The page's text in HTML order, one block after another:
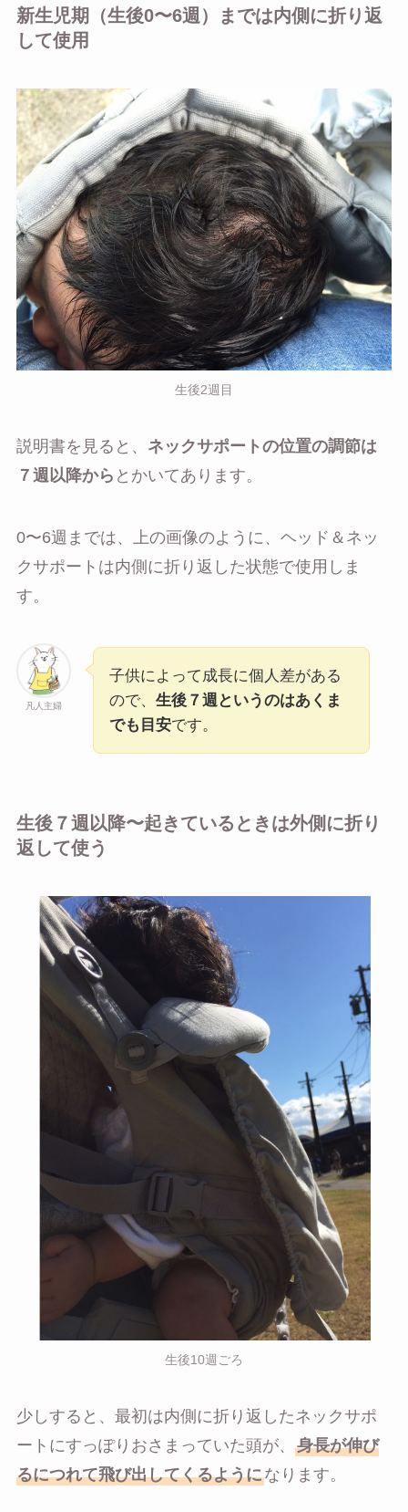
新生児期（生後0〜6週）までは内側に折り返
して使用
生後2週目
説明書を見ると、 ネックサポートの位置の調節は
７週以降から とかいてあります。
0〜6週までは、上の画像のように、ヘッド＆ネッ
クサポートは内側に折り返した状態で使用しま
す。
凡人主婦
子供によって成長に個人差がある
ので、 生後７週というのはあくま
でも目安です。
生後７週以降〜起きているときは外側に折り
返して使う
生後10週ごろ
少しすると、最初は内側に折り返したネックサポ
ートにすっぽりおさまっていた頭が、 身長が伸び
るにつれて飛び出してくるようになります。